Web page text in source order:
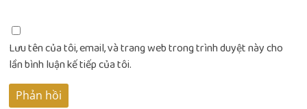
Lưu tên của tôi, email, và trang web trong trình duyệt này cho
lần bình luận kế tiếp của tôi.